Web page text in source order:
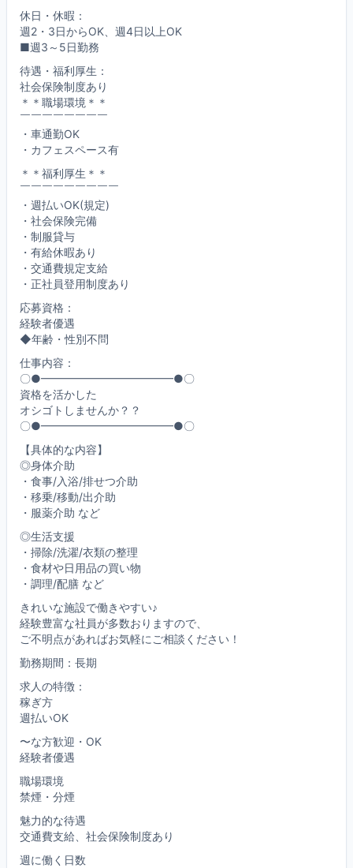
休日・休暇：
週2・3日からOK、週4日以上OK
■週3～5日勤務
待遇・福利厚生：
社会保険制度あり
＊＊職場環境＊＊
￣￣￣￣￣￣￣￣
・車通勤OK
・カフェスペース有
＊＊福利厚生＊＊
￣￣￣￣￣￣￣￣￣
・週払いOK(規定)
・社会保険完備
・制服貸与
・有給休暇あり
・交通費規定支給
・正社員登用制度あり
応募資格：
経験者優遇
◆年齢・性別不問
仕事内容：
〇●━━━━━━━━━━━━●〇
資格を活かした
オシゴトしませんか？？
〇●━━━━━━━━━━━━●〇
【具体的な内容】
◎身体介助
・食事/入浴/排せつ介助
・移乗/移動/出介助
・服薬介助 など
◎生活支援
・掃除/洗濯/衣類の整理
・食材や日用品の買い物
・調理/配膳 など
きれいな施設で働きやすい♪
経験豊富な社員が多数おりますので、
ご不明点があればお気軽にご相談ください！
勤務期間：長期
求人の特徴：
稼ぎ方
週払いOK
〜な方歓迎・OK
経験者優遇
職場環境
禁煙・分煙
魅力的な待遇
交通費支給、社会保険制度あり
週に働く日数